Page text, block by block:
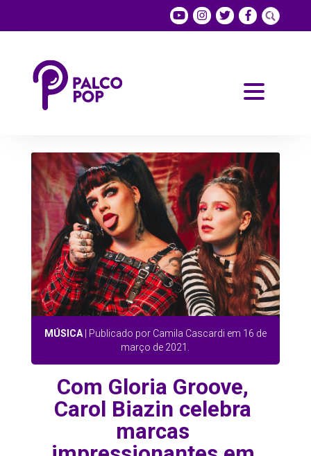
MÚSICA| Publicado por Camila Cascardi em 16 de
março de 2021.
Com Gloria Groove,
Carol Biazin celebra
marcas